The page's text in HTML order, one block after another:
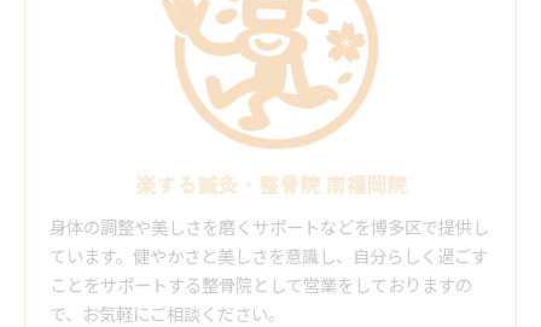
楽する鍼灸・整骨院 南福岡院
身体の調整や美しさを磨くサポートなどを博多区で提供し
ています。健やかさと美しさを意識し、自分らしく過ごす
ことをサポートする整骨院として営業をしておりますの
で、お気軽にご相談ください。